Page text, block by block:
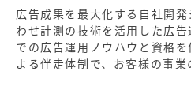
広告成果を最大化する自社開
わせ計測の技術を活用した広
での広告運用ノウハウと資格
よる伴走体制で、お客様の事業